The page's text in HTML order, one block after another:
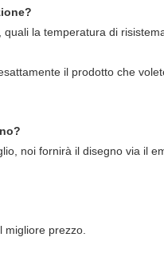
la temperatura di
il prodotto che
noi fornirà il disegno via il
migliore prezzo.